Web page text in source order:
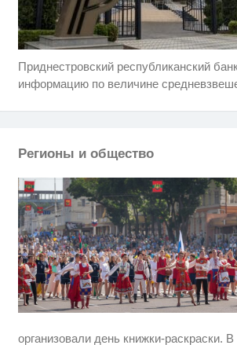
Приднестровский республиканский
информацию по величине
Регионы и общество
организовали день книжки-раскраски. В
i
Ролик длится несколько
Скрытая камера на пляже
Какие товары пропадут из
без слов! Пересмотрела 10 раз